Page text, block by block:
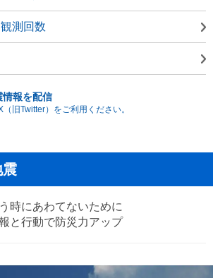
測回数
情報を配信
旧Twitter）をご利用ください。
震
時にあわてないために
と行動で防災力アップ